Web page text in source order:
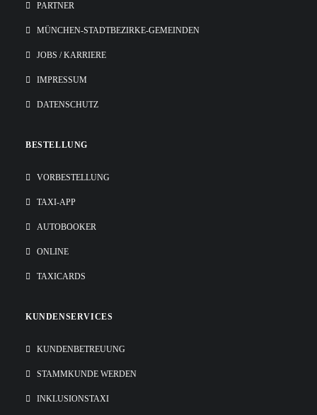
PARTNER
MÜNCHEN-STADTBEZIRKE-GEMEINDEN
JOBS / KARRIERE
IMPRESSUM
DATENSCHUTZ
BESTELLUNG
VORBESTELLUNG
TAXI-APP
AUTOBOOKER
ONLINE
TAXICARDS
KUNDENSERVICES
KUNDENBETREUUNG
STAMMKUNDE WERDEN
INKLUSIONSTAXI